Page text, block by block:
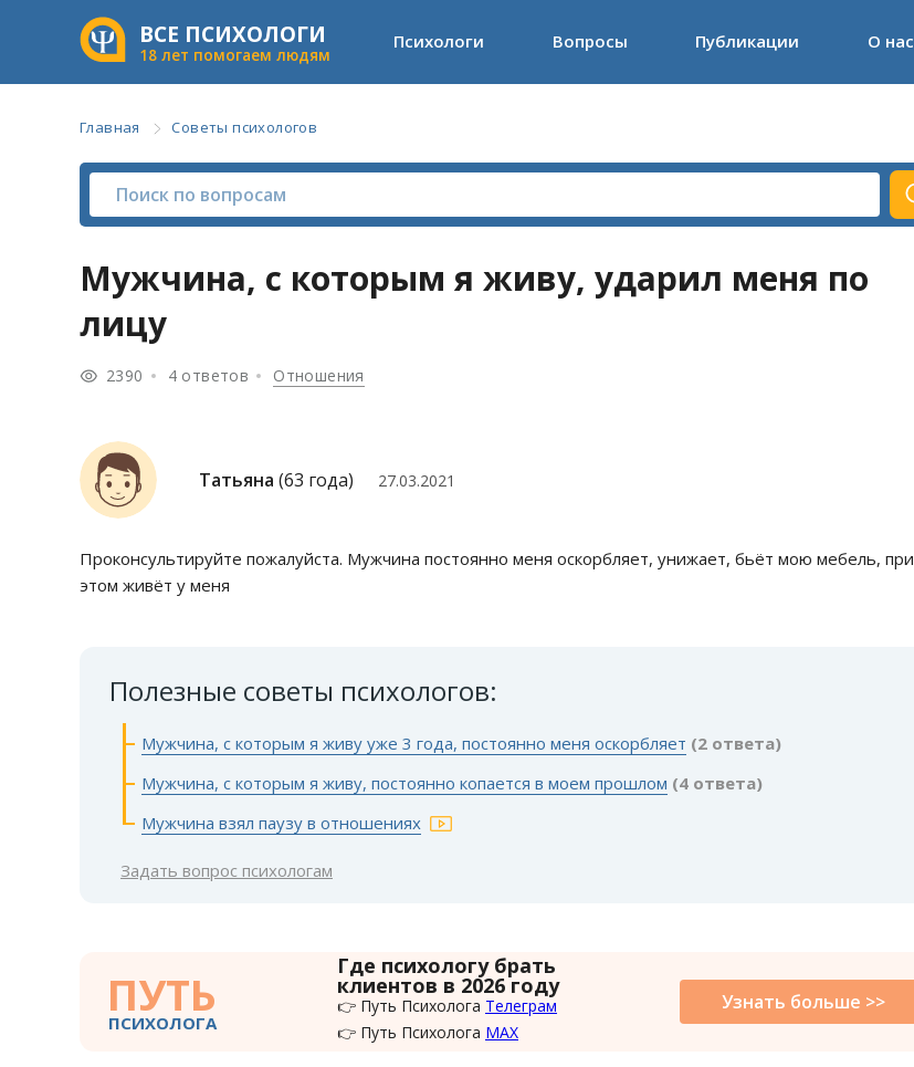
ВСЕ ПСИХОЛОГИ
18 лет помогаем людям
Психологи Вопросы Публикации О нас
Главная Советы психологов
Мужчина, с которым я живу, ударил меня по
лицу
2390 4 ответов Отношения
Татьяна (63 года) 27.03.2021
Проконсультируйте пожалуйста. Мужчина постоянно меня оскорбляет, унижает, бьёт мою мебель, при
этом живёт у меня
Полезные советы психологов:
Мужчина, с которым я живу уже 3 года, постоянно меня оскорбляет (2 ответа)
Мужчина, с которым я живу, постоянно копается в моем прошлом (4 ответа)
Мужчина взял паузу в отношениях
Задать вопрос психологам
ПУТЬ
ПСИХОЛОГА
Где психологу брать
клиентов в 2026 году
👉 Путь Психолога Телеграм
👉 Путь Психолога MAX
Узнать больше >>